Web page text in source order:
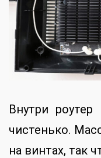
Внутри
чистенько.
на винтах, так